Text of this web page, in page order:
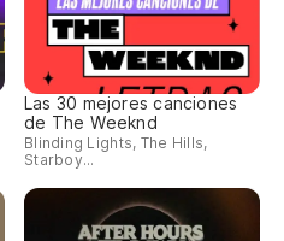
Las 30 mejores canciones
de The Weeknd
Blinding Lights, The Hills,
Starboy...